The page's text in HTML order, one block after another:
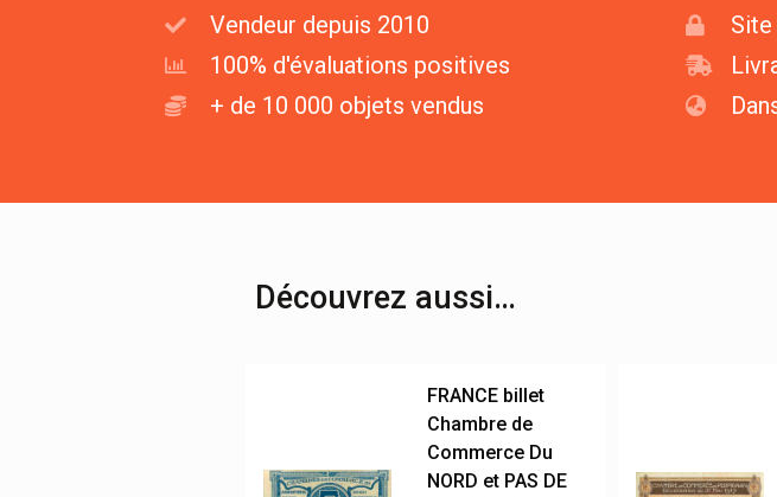
Vendeur depuis 2010
100% d'évaluations positives
+ de 10 000 objets vendus
Découvrez aussi…
FRANCE billet
Chambre de
Commerce Du
NORD et PAS DE